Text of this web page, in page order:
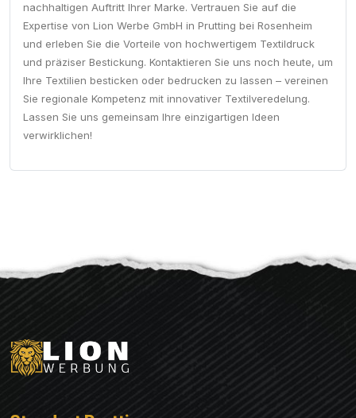
nachhaltigen Auftritt Ihrer Marke. Vertrauen Sie auf die
Expertise von Lion Werbe GmbH in Prutting bei Rosenheim
und erleben Sie die Vorteile von hochwertigem Textildruck
und präziser Bestickung. Kontaktieren Sie uns noch heute, um
Ihre Textilien besticken oder bedrucken zu lassen – vereinen
Sie regionale Kompetenz mit innovativer Textilveredelung.
Lassen Sie uns gemeinsam Ihre einzigartigen Ideen
verwirklichen!